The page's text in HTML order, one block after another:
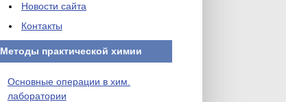
Новости сайта
Контакты
Методы практической химии
Основные операции в хим.
лаборатории